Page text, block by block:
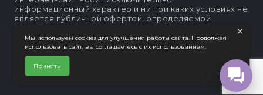
информационный характер и ни при каких условиях не
является публичной офертой, определяемой
положениями статьи п. 2 ст. 437 Гражданского кодекса
Российской Федерации
Политика конфеденциальности
Интернет-магазин "Lapsi".
×
Мы используем cookies для улучшения работы сайта. Продолжая
использовать сайт, вы соглашаетесь с их использованием.
Принять